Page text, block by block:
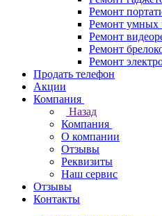
Ремонт
Ремонт умных
Ремонт
Ремонт
Ремонт
Продать телефон
Акции
Компания
Назад
Компания
О компании
Отзывы
Реквизиты
Наш сервис
Отзывы
Контакты